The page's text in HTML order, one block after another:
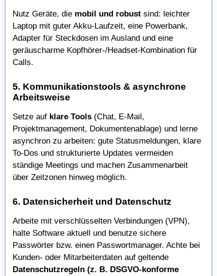
Nutz Geräte, die mobil und robust sind: leichter
Laptop mit guter Akku-Laufzeit, eine Powerbank,
Adapter für Steckdosen im Ausland und eine
geräuscharme Kopfhörer-/Headset-Kombination für
Calls.
5. Kommunikationstools & asynchrone
Arbeitsweise
Setze auf klare Tools (Chat, E-Mail,
Projektmanagement, Dokumentenablage) und lerne
asynchron zu arbeiten: gute Statusmeldungen, klare
To-Dos und strukturierte Updates vermeiden
ständige Meetings und machen Zusammenarbeit
über Zeitzonen hinweg möglich.
6. Datensicherheit und Datenschutz
Arbeite mit verschlüsselten Verbindungen (VPN),
halte Software aktuell und benutze sichere
Passwörter bzw. einen Passwortmanager. Achte bei
Kunden- oder Mitarbeiterdaten auf geltende
Datenschutzregeln (z. B. DSGVO-konforme